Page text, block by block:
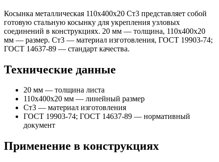
Косынка металлическая 110х400х20 Ст3 представляет собой
готовую стальную косынку для укрепления узловых
соединений в конструкциях. 20 мм — толщина, 110х400х20
мм — размер. Ст3 — материал изготовления, ГОСТ 19903-74;
ГОСТ 14637-89 — стандарт качества.
Технические данные
20 мм — толщина листа
110х400х20 мм — линейный размер
Ст3 — материал изготовления
ГОСТ 19903-74; ГОСТ 14637-89 — нормативный
документ
Применение в конструкциях